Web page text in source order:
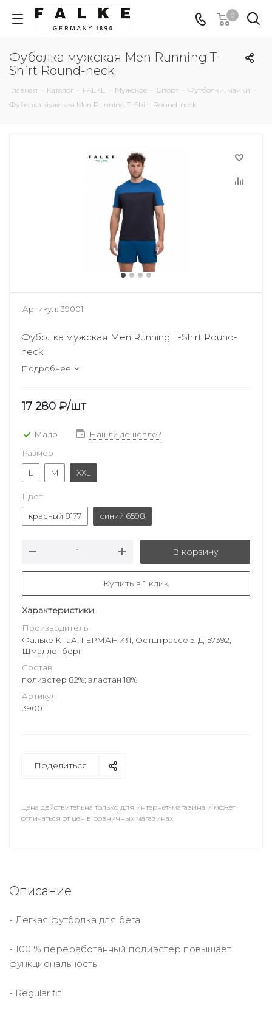
0
Фуболка мужская Men Running T-
Shirt Round-neck
Главная - Каталог - FALKE - Мужское - Спорт - Футболки, майки -
Фуболка мужская Men Running T-Shirt Round-neck
Артикул: 39001
Фуболка мужская Men Running T-Shirt Round-
neck
Подробнее
17 280 ₽/шт
Мало
Нашли дешевле?
Размер
L
M XXL
Цвет
красный 8177
синий 6598
В корзину
Купить в 1 клик
Характеристики
Производитель
Фальке КГаА, ГЕРМАНИЯ, Остштрассе 5, Д-57392,
Шмалленберг
Состав
полиэстер 82%; эластан 18%
Артикул
39001
Поделиться
Цена действительна только для интернет-магазина и может
отличаться от цен в розничных магазинах
Описание
- Легкая футболка для бега
- 100 % переработанный полиэстер повышает
функциональность
- Regular fit